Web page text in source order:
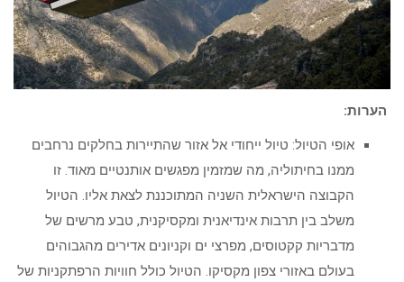
הערות:
אופי הטיול: טיול ייחודי אל אזור שהתיירות בחלקים נרחבים
ממנו בחיתוליה, מה שמזמין מפגשים אותנטיים מאוד. זו
הקבוצה הישראלית השניה המתוכננת לצאת אליו. הטיול
משלב בין תרבות אינדיאנית ומקסיקנית, טבע מרשים של
מדבריות קקטוסים, מפרצי ים וקניונים אדירים מהגבוהים
בעולם באזורי צפון מקסיקו. הטיול כולל חוויות הרפתקניות של